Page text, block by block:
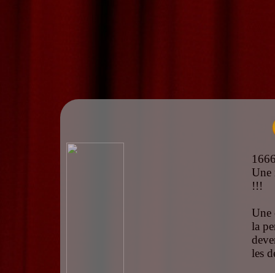
Une
!!!
Une
la
les